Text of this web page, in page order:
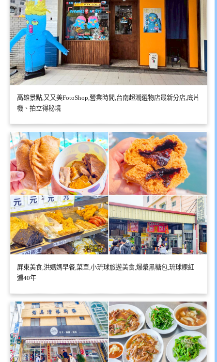
高雄景點,又又美FotoShop,營業時間,台南超潮選物店最新分店,底片
機、拍立得秘境
屏東美食,洪媽媽早餐,菜單,小琉球旅遊美食,爆漿黑糖包,琉球粿紅
遍40年